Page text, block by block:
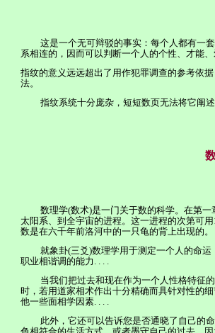
这是一个无可辩驳的事实：每个人都有一
系相连的，因而可以判断一个人的个性、才能
指纹的意义远远超出了用作犯罪调查的参考依
法。
指纹系统十分庞杂，短短数页无法将它阐述
数理学(数术)是一门关于数的科学。在第
太阳系、到全宇宙的进程。这一进程的次第可用
数是在六千年前洛河中的一只龟的背上出现的。
就象卦(三爻)数理学用于测定一个人的命
职业相谐调的能力
当我们把过去和现在作为一个人性格特征
时，若用道家相术作出十分精确而具针对性的
他一些面相学因素
此外，它还可以告诉您是否通晓了自己的